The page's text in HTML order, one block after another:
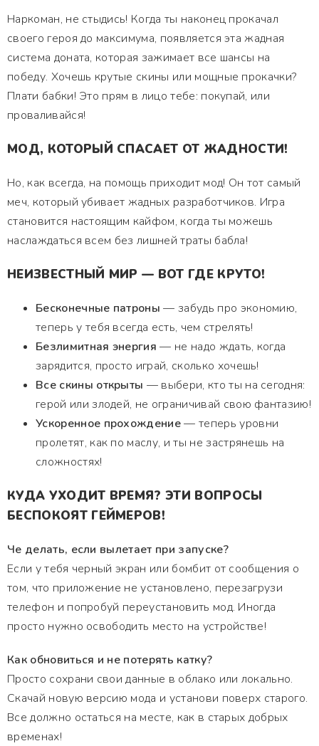
Наркоман, не стыдись! Когда ты наконец прокачал
своего героя до максимума, появляется эта жадная
система доната, которая зажимает все шансы на
победу. Хочешь крутые скины или мощные прокачки?
Плати бабки! Это прям в лицо тебе: покупай, или
проваливайся!
МОД, КОТОРЫЙ СПАСАЕТ ОТ ЖАДНОСТИ!
Но, как всегда, на помощь приходит мод! Он тот самый
меч, который убивает жадных разработчиков. Игра
становится настоящим кайфом, когда ты можешь
наслаждаться всем без лишней траты бабла!
НЕИЗВЕСТНЫЙ МИР — ВОТ ГДЕ КРУТО!
Бесконечные патроны — забудь про экономию,
теперь у тебя всегда есть, чем стрелять!
Безлимитная энергия — не надо ждать, когда
зарядится, просто играй, сколько хочешь!
Все скины открыты — выбери, кто ты на сегодня:
герой или злодей, не ограничивай свою фантазию!
Ускоренное прохождение— теперь уровни
пролетят, как по маслу, и ты не застрянешь на
сложностях!
КУДА УХОДИТ ВРЕМЯ? ЭТИ ВОПРОСЫ
БЕСПОКОЯТ ГЕЙМЕРОВ!
Че делать, если вылетает при запуске?
Если у тебя черный экран или бомбит от сообщения о
том, что приложение не установлено, перезагрузи
телефон и попробуй переустановить мод. Иногда
просто нужно освободить место на устройстве!
Как обновиться и не потерять катку?
Просто сохрани свои данные в облако или локально.
Скачай новую версию мода и установи поверх старого.
Все должно остаться на месте, как в старых добрых
временах!